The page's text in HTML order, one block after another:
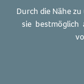
Durch die Nähe
sie bestmöglich